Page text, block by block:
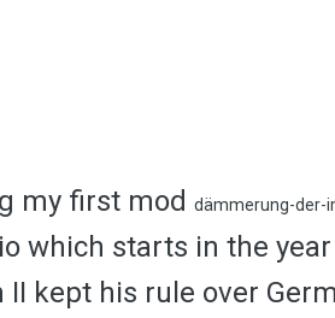
my first mod dämmerung-der-
which starts in the
kept his rule over